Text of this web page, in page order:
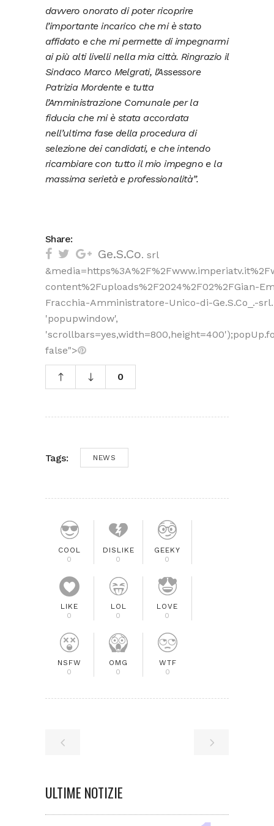
davvero onorato di poter ricoprire
l’importante incarico che mi è stato
affidato e che mi permette di impegnarmi
ai più alti livelli nella mia città. Ringrazio il
Sindaco Marco Melgrati, l’Assessore
Patrizia Mordente e tutta
l’Amministrazione Comunale per la
fiducia che mi è stata accordata
nell’ultima fase della procedura di
selezione dei candidati, e che intendo
ricambiare con tutto il mio impegno e la
massima serietà e professionalità”.
Share:
Ge.S.Co. srl
content%2Fuploads%2F2024%2F02%2FGian-
Fracchia-Amministratore-Unico-di-Ge.S.Co_.-
'popupwindow',
false">
0
Tags: NEWS
COOL
0
DISLIKE
0
GEEKY
0
LIKE
0
LOL
0
LOVE
0
NSFW
0
OMG
0
WTF
0
ULTIME NOTIZIE